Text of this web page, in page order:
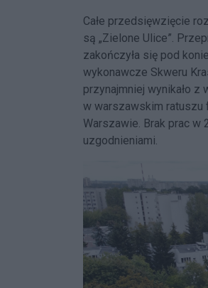
Całe przedsięwzięcie
są „Zielone Ulice”.
zakończyła się pod
wykonawcze Skweru
przynajmniej wynikało z
w warszawskim ratuszu
Warszawie. Brak prac w
uzgodnieniami.